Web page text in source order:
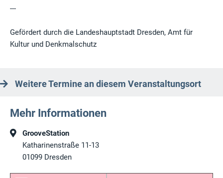
---
Gefördert durch die Landeshauptstadt Dresden, Amt für
Kultur und Denkmalschutz
Weitere Termine an diesem Veranstaltungsort
Mehr Informationen
GrooveStation
Katharinenstraße 11-13
01099 Dresden